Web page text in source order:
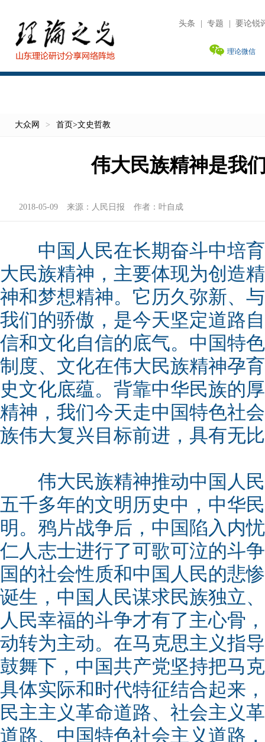
头条 专题 要论锐
理论微信
大众网 > 首页>文史哲教
伟大民族精神是我
2018-05-09 来源： 人民日报 作者： 叶自成
中国人民在长期奋斗中培育
大民族精神，主要体现为创造
神和梦想精神。它历久弥新、
我们的骄傲，是今天坚定道路
信和文化自信的底气。中国特
制度、文化在伟大民族精神孕
史文化底蕴。背靠中华民族的
精神，我们今天走中国特色社
族伟大复兴目标前进，具有无
伟大民族精神推动中国人民
五千多年的文明历史中，中华
明。鸦片战争后，中国陷入内
仁人志士进行了可歌可泣的斗
国的社会性质和中国人民的悲
诞生，中国人民谋求民族独立
人民幸福的斗争才有了主心骨
动转为主动。在马克思主义指
鼓舞下，中国共产党坚持把马
具体实际和时代特征结合起来
民主主义革命道路、社会主义
道路、中国特色社会主义道路